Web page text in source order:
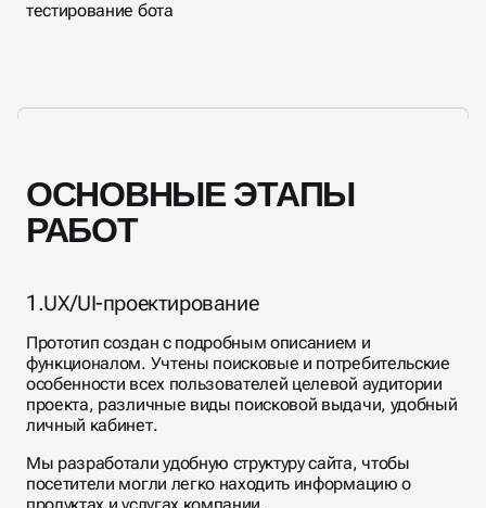
тестирование бота
ОСНОВНЫЕ ЭТАПЫ
РАБОТ
1.UX/UI-проектирование
Прототип создан с подробным описанием и
функционалом. Учтены поисковые и потребительские
особенности всех пользователей целевой аудитории
проекта, различные виды поисковой выдачи, удобный
личный кабинет.
Мы разработали удобную структуру сайта, чтобы
посетители могли легко находить информацию о
продуктах и услугах компании.